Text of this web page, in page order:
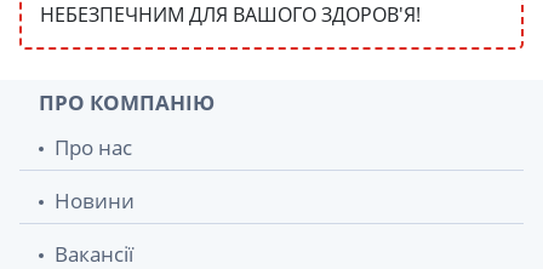
НЕБЕЗПЕЧНИМ ДЛЯ ВАШОГО ЗДОРОВ'Я!
ПРО КОМПАНІЮ
Про нас
Новини
Вакансії